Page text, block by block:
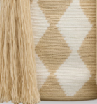
€150.00
Aggiungi
al carrello